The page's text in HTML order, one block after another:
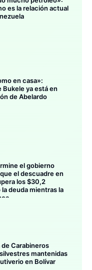
es la relación actual
en casa»:
ya está en
de Abelardo
el gobierno
el descuadre en
los $30,2
deuda mientras la
Carabineros
mantenidas
en Bolívar